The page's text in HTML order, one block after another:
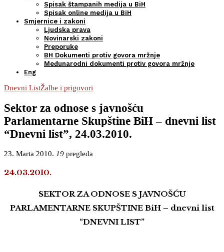
Spisak štampanih medija u BiH
Spisak online medija u BiH
Smjernice i zakoni
Ljudska prava
Novinarski zakoni
Preporuke
BH Dokumenti protiv govora mržnje
Međunarodni dokumenti protiv govora mržnje
Eng
Dnevni ListŽalbe i prigovori
Sektor za odnose s javnošću
Parlamentarne Skupštine BiH – dnevni list
“Dnevni list”, 24.03.2010.
23. Marta 2010. 19 pregleda
24.03.2010.
SEKTOR ZA ODNOSE S JAVNOŠĆU
PARLAMENTARNE SKUPŠTINE BiH – dnevni list
“DNEVNI LIST”